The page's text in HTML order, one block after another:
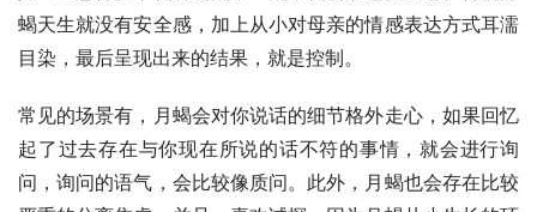
蝎天生就没有安全感，加上从小对母亲的情感表达方式耳濡
目染，最后呈现出来的结果，就是控制。
常见的场景有，月蝎会对你说话的细节格外走心，如果回忆
起了过去存在与你现在所说的话不符的事情，就会进行询
问，询问的语气，会比较像质问。此外，月蝎也会存在比较